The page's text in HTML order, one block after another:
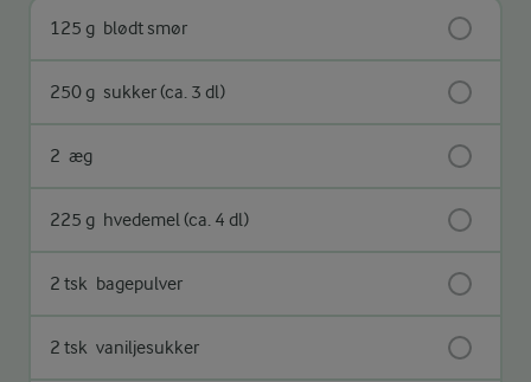
125 g blødt smør
250 g sukker (ca. 3 dl)
2 æg
225 g hvedemel (ca. 4 dl)
2 tsk bagepulver
2 tsk vaniljesukker